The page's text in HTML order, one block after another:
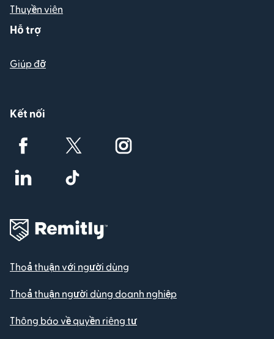
Thuyền viên
Hỗ trợ
Giúp đỡ
Kết nối
Thoả thuận với người dùng
Thoả thuận người dùng doanh nghiệp
Thông báo về quyền riêng tư